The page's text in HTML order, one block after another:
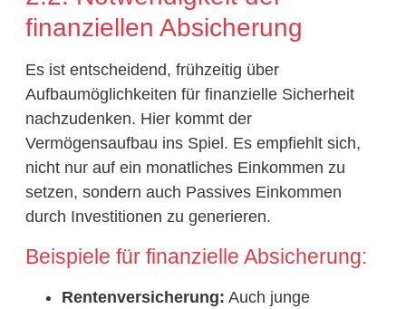
finanziellen Absicherung
Es ist entscheidend, frühzeitig über
Aufbaumöglichkeiten für finanzielle Sicherheit
nachzudenken. Hier kommt der
Vermögensaufbau ins Spiel. Es empfiehlt sich,
nicht nur auf ein monatliches Einkommen zu
setzen, sondern auch Passives Einkommen
durch Investitionen zu generieren.
Beispiele für finanzielle Absicherung:
Rentenversicherung: Auch junge